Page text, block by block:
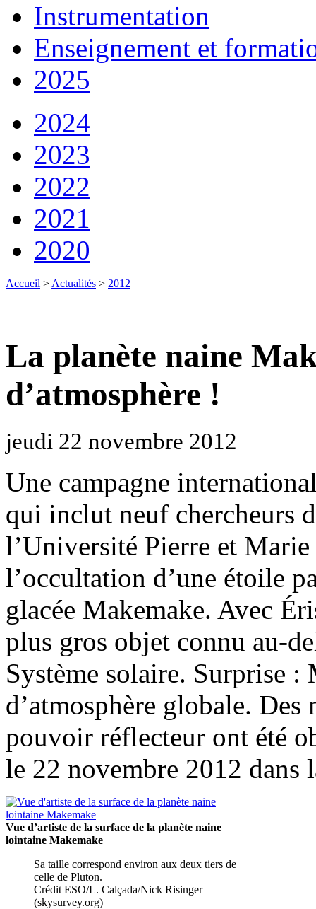
Instrumentation
Enseignement et
2025
2024
2023
2022
2021
2020
Accueil > Actualités > 2012
La planète naine
d’atmosphère !
jeudi 22 novembre 2012
Une campagne
qui inclut neuf chercheurs
l’Université Pierre et
l’occultation d’une étoile
glacée Makemake. Avec
plus gros objet connu au-
Système solaire. Surprise
d’atmosphère globale. Des
pouvoir réflecteur ont été
le 22 novembre 2012 dans
Vue d’artiste de la surface de la planète naine
lointaine Makemake
Sa taille correspond environ aux deux tiers de
celle de Pluton.
Crédit ESO/L. Calçada/Nick Risinger
(skysurvey.org)